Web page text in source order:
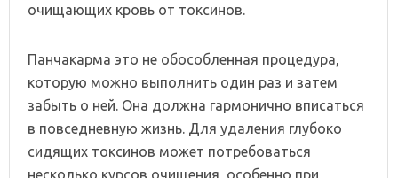
очищающих кровь от токсинов.
Панчакарма это не обособленная процедура,
которую можно выполнить один раз и затем
забыть о ней. Она должна гармонично вписаться
в повседневную жизнь. Для удаления глубоко
сидящих токсинов может потребоваться
несколько курсов очищения, особенно при